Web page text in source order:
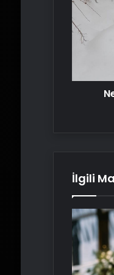
edildi
İlgili